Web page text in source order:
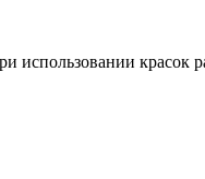
использовании красок